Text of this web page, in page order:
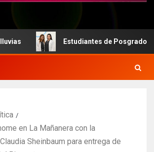
Estudiantes de Posgrado de
en La Mañanera con la
Sheinbaum para entrega de